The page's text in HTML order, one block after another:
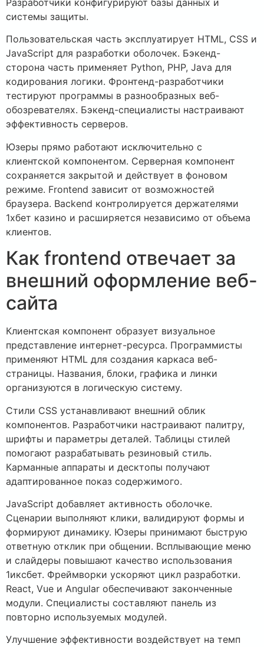
системы защиты.
Пользовательская часть эксплуатирует HTML, CSS и
JavaScript для разработки оболочек. Бэкенд-
сторона часть применяет Python, PHP, Java для
кодирования логики. Фронтенд-разработчики
тестируют программы в разнообразных веб-
обозревателях. Бэкенд-специалисты настраивают
эффективность серверов.
Юзеры прямо работают исключительно с
клиентской компонентом. Серверная компонент
сохраняется закрытой и действует в фоновом
режиме. Frontend зависит от возможностей
браузера. Backend контролируется держателями
1хбет казино и расширяется независимо от объема
клиентов.
Как frontend отвечает за
внешний оформление веб-
сайта
Клиентская компонент образует визуальное
представление интернет-ресурса. Программисты
применяют HTML для создания каркаса веб-
страницы. Названия, блоки, графика и линки
организуются в логическую систему.
Стили CSS устанавливают внешний облик
компонентов. Разработчики настраивают палитру,
шрифты и параметры деталей. Таблицы стилей
помогают разрабатывать резиновый стиль.
Карманные аппараты и десктопы получают
адаптированное показ содержимого.
JavaScript добавляет активность оболочке.
Сценарии выполняют клики, валидируют формы и
формируют динамику. Юзеры принимают быструю
ответную отклик при общении. Всплывающие меню
и слайдеры повышают качество использования
1иксбет. Фреймворки ускоряют цикл разработки.
React, Vue и Angular обеспечивают законченные
модули. Специалисты составляют панель из
повторно используемых модулей.
Улучшение эффективности воздействует на темп